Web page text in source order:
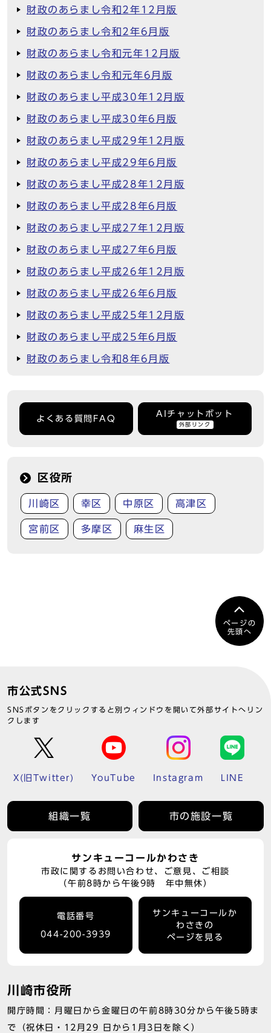
財政のあらまし令和2年12月版
財政のあらまし令和2年6月版
財政のあらまし令和元年12月版
財政のあらまし令和元年6月版
財政のあらまし平成30年12月版
財政のあらまし平成30年6月版
財政のあらまし平成29年12月版
財政のあらまし平成29年6月版
財政のあらまし平成28年12月版
財政のあらまし平成28年6月版
財政のあらまし平成27年12月版
財政のあらまし平成27年6月版
財政のあらまし平成26年12月版
財政のあらまし平成26年6月版
財政のあらまし平成25年12月版
財政のあらまし平成25年6月版
財政のあらまし令和8年6月版
よくある質問FAQ
AIチャットボット
外部リンク
区役所
川崎区 幸区 中原区 高津区
宮前区 多摩区 麻生区
ページの
先頭へ
市公式SNS
SNSボタンをクリックすると別ウィンドウを開いて外部サイトへリン
クします
X(旧Twitter) YouTube Instagram LINE
組織一覧 市の施設一覧
サンキューコールかわさき
市政に関するお問い合わせ、ご意見、ご相談
（午前8時から午後9時 年中無休）
電話番号
044-200-3939
サンキューコールか
わさきの
ページを見る
川崎市役所
開庁時間：月曜日から金曜日の午前8時30分から午後5時ま
で（祝休日・12月29 日から1月3日を除く）